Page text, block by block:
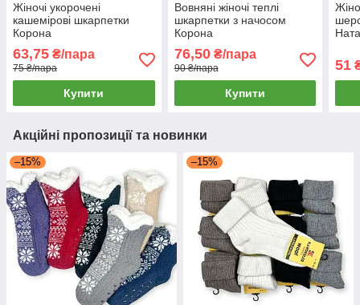
Жіночі укорочені
кашемірові шкарпетки
Корона
63,75 ₴/пара
75 ₴/пара
Купити
Вовняні жіночі теплі
шкарпетки з начосом
Корона
76,50₴/пара
90 ₴/пара
Купити
51
Акційні пропозиції та новинки
–15% –15%